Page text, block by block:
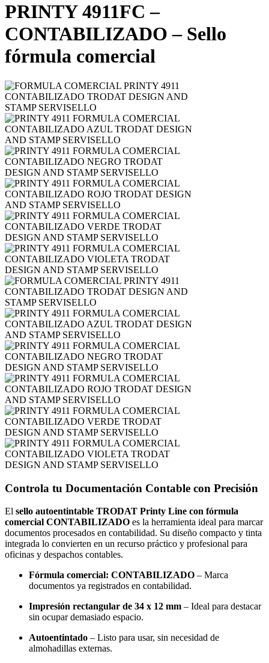
PRINTY 4911FC –
CONTABILIZADO – Sello
fórmula comercial
Controla tu Documentación Contable con Precisión
El sello autoentintable TRODAT Printy Line con fórmula
comercial CONTABILIZADO es la herramienta ideal para marcar
documentos procesados en contabilidad. Su diseño compacto y tinta
integrada lo convierten en un recurso práctico y profesional para
oficinas y despachos contables.
Fórmula comercial: CONTABILIZADO – Marca
documentos ya registrados en contabilidad.
Impresión rectangular de 34 x 12 mm – Ideal para destacar
sin ocupar demasiado espacio.
Autoentintado – Listo para usar, sin necesidad de
almohadillas externas.